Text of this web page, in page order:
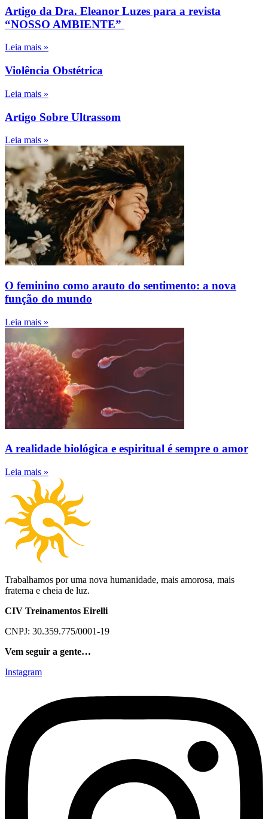
Artigo da Dra. Eleanor Luzes para a revista
“NOSSO AMBIENTE”
Leia mais »
Violência Obstétrica
Leia mais »
Artigo Sobre Ultrassom
Leia mais »
O feminino como arauto do sentimento: a nova
função do mundo
Leia mais »
A realidade biológica e espiritual é sempre o amor
Leia mais »
Trabalhamos por uma nova humanidade, mais amorosa, mais
fraterna e cheia de luz.
CIV Treinamentos Eirelli
CNPJ: 30.359.775/0001-19
Vem seguir a gente…
Instagram